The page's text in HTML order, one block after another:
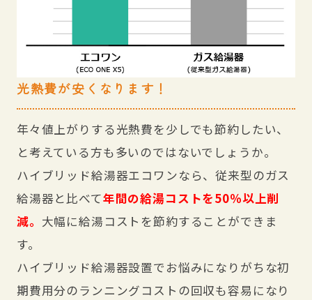
光熱費が安くなります！
年々値上がりする光熱費を少しでも節約したい、
と考えている方も多いのではないでしょうか。
ハイブリッド給湯器エコワンなら、従来型のガス
給湯器と比べて年間の給湯コストを50％以上削
減。 大幅に給湯コストを節約することができま
す。
ハイブリッド給湯器設置でお悩みになりがちな初
期費用分のランニングコストの回収も容易になり